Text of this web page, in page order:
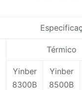
Térmico
Yinber
8300B
Yinber
8500B